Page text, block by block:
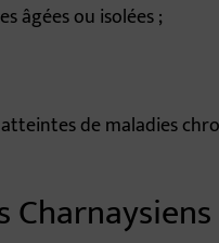
âgées ou isolées ;
de maladies